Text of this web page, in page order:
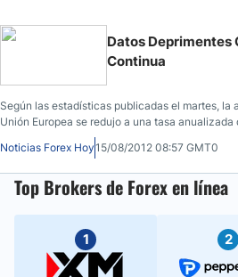
Datos Deprimentes
Continua
Según las estadísticas publicadas el martes, la
Unión Europea se redujo a una tasa
segundo trimestre de este año, tras un primer
Noticias Forex Hoy15/08/2012 08:57 GMT0
Top Brokers de Forex en línea
1 2